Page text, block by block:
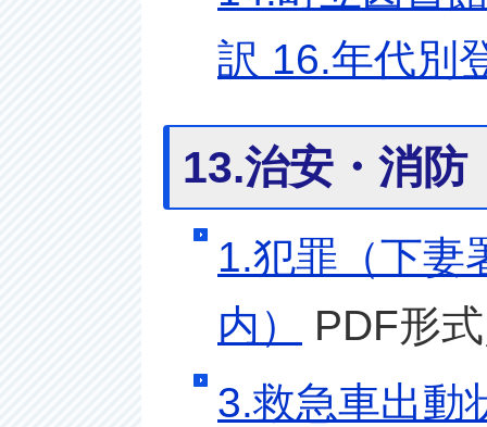
訳 16.年代別
13.治安・消防
1.犯罪（下妻
内）
PDF形
3.救急車出動